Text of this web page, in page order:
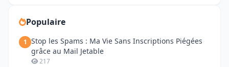
Populaire
1 Stop les Spams : Ma Vie Sans Inscriptions Piégées
grâce au Mail Jetable
217